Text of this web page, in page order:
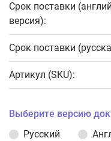
Срок поставки
версия):
Срок поставки
Артикул (SKU):
Выберите версию
Русский